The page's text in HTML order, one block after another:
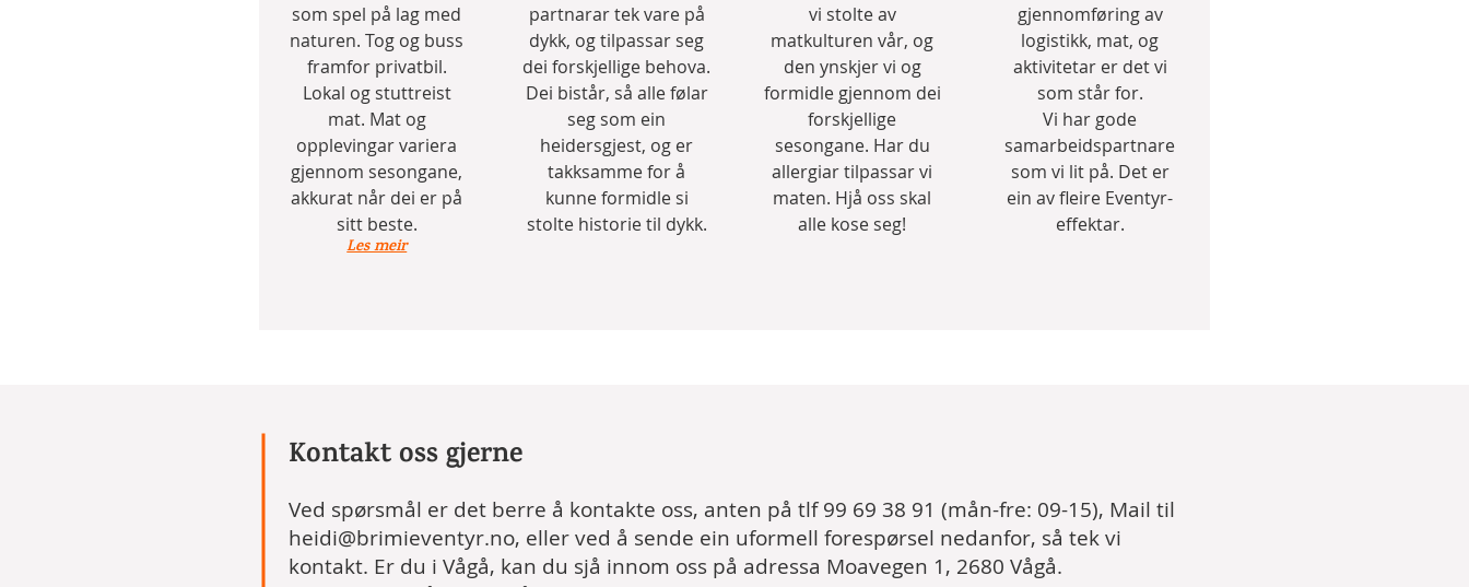
som spel på lag med
naturen. Tog og buss
framfor privatbil.
Lokal og stuttreist
mat. Mat og
opplevingar variera
gjennom sesongane,
akkurat når dei er på
sitt beste.
Les meir
partnarar tek vare på
dykk, og tilpassar seg
dei forskjellige behova.
Dei bistår, så alle følar
seg som ein
heidersgjest, og er
takksamme for å
kunne formidle si
stolte historie til dykk.
vi stolte av
matkulturen vår, og
den ynskjer vi og
formidle gjennom dei
forskjellige
sesongane. Har du
allergiar tilpassar vi
maten. Hjå oss skal
alle kose seg!
gjennomføring av
logistikk, mat, og
aktivitetar er det vi
som står for.
Vi har gode
samarbeidspartnare
som vi lit på. Det er
ein av fleire Eventyr-
effektar.
Kontakt oss gjerne
Ved spørsmål er det berre å kontakte oss, anten på tlf99 69 38 91 (mån-fre: 09-15), Mail til
heidi@brimieventyr.no, eller ved å sende ein uformell forespørsel nedanfor, så tek vi
kontakt. Er du i Vågå, kan du sjå innom oss på adressa Moavegen 1, 2680 Vågå.